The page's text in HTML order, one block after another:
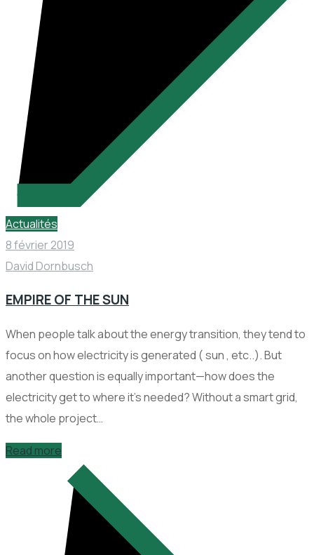
Actualités
8 février 2019
David Dornbusch
EMPIRE OF THE SUN
When people talk about the energy transition, they tend to
focus on how electricity is generated ( sun , etc..). But
another question is equally important—how does the
electricity get to where it’s needed? Without a smart grid,
the whole project…
Read more